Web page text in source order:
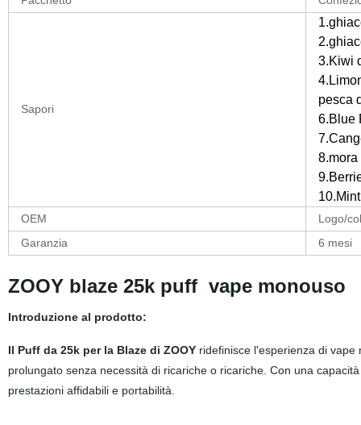
Sapori
3.Kiwi
pesca
6.Blue
OEM
Logo/
Garanzia
6 mesi
ZOOY blaze 25k puff vape monouso
Introduzione al prodotto:
Il Puff da 25k per la Blaze di ZOOYridefinisce l'esperienza di vape
prolungato senza necessità di ricariche o ricariche. Con una
prestazioni affidabili e portabilità.